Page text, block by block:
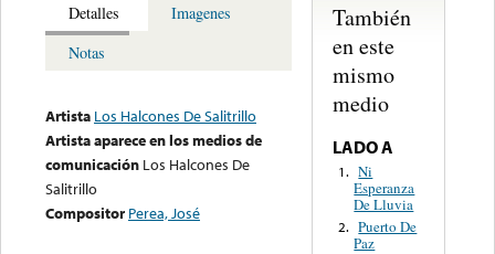
Detalles
Imagenes
Notas
Artista Los Halcones De Salitrillo
Artista aparece en los medios de
comunicación Los Halcones De
Salitrillo
Compositor Perea, José
También
en este
mismo
medio
LADO A
1. Ni
Esperanza
De Lluvia
2. Puerto De
Paz